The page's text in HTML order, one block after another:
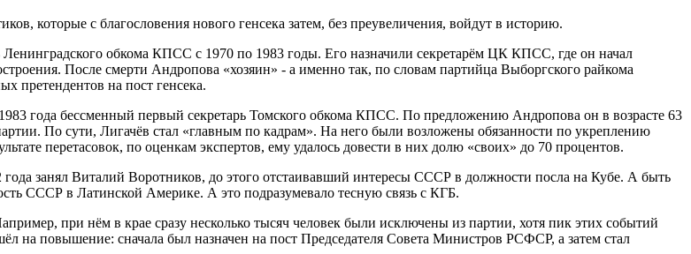
которые с благословения нового генсека затем, без преувеличения, войдут в историю.
обкома КПСС с 1970 по 1983 годы. Его назначили секретарём ЦК КПСС, где он начал
После смерти Андропова «хозяин» - а именно так, по словам партийца Выборгского райкома
претендентов на пост генсека.
года бессменный первый секретарь Томского обкома КПСС. По предложению Андропова он в возрасте 63
По сути, Лигачёв стал «главным по кадрам». На него были возложены обязанности по укреплению
перетасовок, по оценкам экспертов, ему удалось довести в них долю «своих» до 70 процентов.
занял Виталий Воротников, до этого отстаивавший интересы СССР в должности посла на Кубе. А быть
СССР в Латинской Америке. А это подразумевало тесную связь с КГБ.
при нём в крае сразу несколько тысяч человек были исключены из партии, хотя пик этих событий
на повышение: сначала был назначен на пост Председателя Совета Министров РСФСР, а затем стал